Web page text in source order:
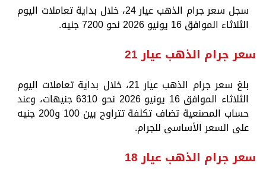
سجل سعر جرام الذهب عيار 24، خلال بداية تعاملات اليوم
الثلاثاء الموافق 16 يونيو 2026 نحو 7200 جنيه.
سعر جرام الذهب عيار 21
بلغ سعر جرام الذهب عيار 21، خلال بداية تعاملات اليوم
الثلاثاء الموافق 16 يونيو 2026 نحو 6310 جنيهات، وعند
حساب المصنعية تضاف تكلفة تتراوح بين 100 و200 جنيه
على السعر الأساسى للجرام.
سعر جرام الذهب عيار 18